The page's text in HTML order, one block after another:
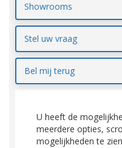
Showrooms
Stel uw vraag
Bel mij terug
U heeft de
meerdere opties,
mogelijkheden te